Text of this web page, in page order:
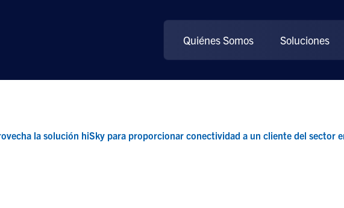
Quiénes Somos Soluciones
la solución hiSky para proporcionar conectividad a un cliente del sector